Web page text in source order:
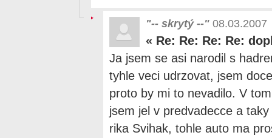
"-- skrytý --" 08.03.2007
« Re: Re: Re: Re:
Ja jsem se asi narodil s
tyhle veci udrzovat, jsem
proto by mi to nevadilo. V
jsem jel v predvadecce a
rika Svihak, tohle auto ma